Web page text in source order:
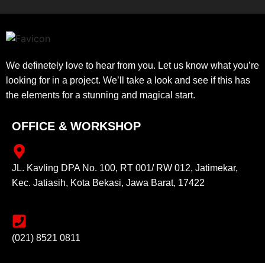
We definetely love to hear from you. Let us know what you’re
looking for in a project. We’ll take a look and see if this has
the elements for a stunning and magical start.
OFFICE & WORKSHOP
JL. Kavling DPA No. 100, RT 001/ RW 012, Jatimekar,
Kec. Jatiasih, Kota Bekasi, Jawa Barat, 17422
(021) 8521 0811